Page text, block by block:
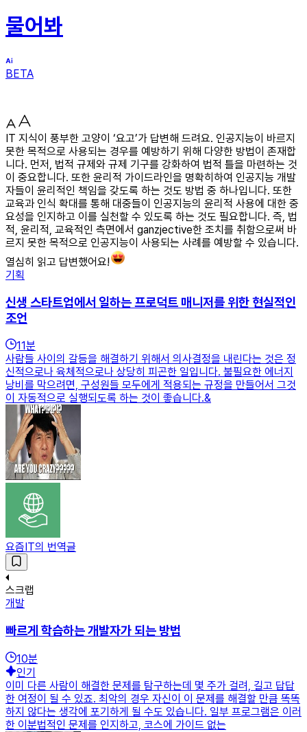
물어봐
BETA
IT 지식이 풍부한 고양이 ‘요고’가 답변해 드려요. 인공지능이 바르지
못한 목적으로 사용되는 경우를 예방하기 위해 다양한 방법이 존재합
니다. 먼저, 법적 규제와 규제 기구를 강화하여 법적 틀을 마련하는 것
이 중요합니다. 또한 윤리적 가이드라인을 명확히하여 인공지능 개발
자들이 윤리적인 책임을 갖도록 하는 것도 방법 중 하나입니다. 또한
교육과 인식 확대를 통해 대중들이 인공지능의 윤리적 사용에 대한 중
요성을 인지하고 이를 실천할 수 있도록 하는 것도 필요합니다. 즉, 법
적, 윤리적, 교육적인 측면에서 ganzjective한 조치를 취함으로써 바
르지 못한 목적으로 인공지능이 사용되는 사례를 예방할 수 있습니다.
열심히 읽고 답변했어요!
기획
신생 스타트업에서 일하는 프로덕트 매니저를 위한 현실적인
조언
11분
사람들 사이의 갈등을 해결하기 위해서 의사결정을 내린다는 것은 정
신적으로나 육체적으로나 상당히 피곤한 일입니다. 불필요한 에너지
낭비를 막으려면, 구성원들 모두에게 적용되는 규정을 만들어서 그것
이 자동적으로 실행되도록 하는 것이 좋습니다.&
요즘IT의 번역글
스크랩
개발
빠르게 학습하는 개발자가 되는 방법
10분
인기
이미 다른 사람이 해결한 문제를 탐구하는데 몇 주가 걸려, 길고 답답
한 여정이 될 수 있죠. 최악의 경우 자신이 이 문제를 해결할 만큼 똑똑
하지 않다는 생각에 포기하게 될 수도 있습니다. 일부 프로그램은 이러
한 이분법적인 문제를 인지하고, 코스에 가이드 없는